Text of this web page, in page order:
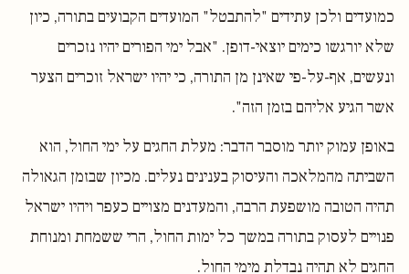
כמועדים ולכן עתידים "להתבטל" המועדים הקבועים בתורה, כיון
שלא יורגשו כימים יוצאי-דופן. "אבל ימי הפורים יהיו נזכרים
ונעשים, אף-על-פי שאינן מן התורה, כי יהיו ישראל זוכרים הצער
אשר הגיע אליהם בזמן הזה".
באופן עמוק יותר מוסבר הדבר: מעלת החגים על ימי החול, הוא
השביתה מהמלאכה והעיסוק בענינים נעלים. מכיון שבזמן הגאולה
תהיה הטובה מושפעת הרבה, והמעדנים מצויים כעפר ויהיו ישראל
פנויים לעסוק בתורה במשך כל ימות החול, הרי ששמחת ומנוחת
החגים לא תהיה נבדלת מימי החול.